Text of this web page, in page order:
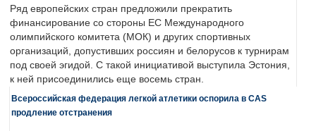
Ряд европейских стран предложили прекратить
финансирование со стороны ЕС Международного
олимпийского комитета (МОК) и других спортивных
организаций, допустивших россиян и белорусов к турнирам
под своей эгидой. С такой инициативой выступила Эстония,
к ней присоединились еще восемь стран.
Всероссийская федерация легкой атлетики оспорила в CAS
продление отстранения